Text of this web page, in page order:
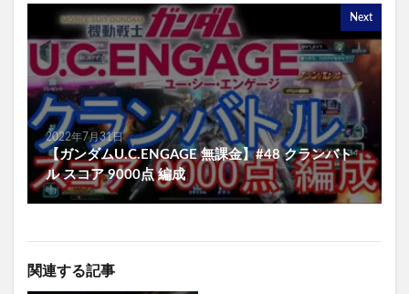
Next
2022年7月31日
【ガンダムU.C.ENGAGE 無課金】#48 クランバト
ル スコア 9000点 編成
関連する記事